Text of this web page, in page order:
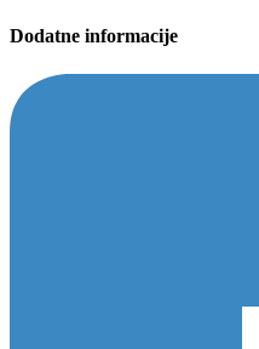
Dodatne informacije